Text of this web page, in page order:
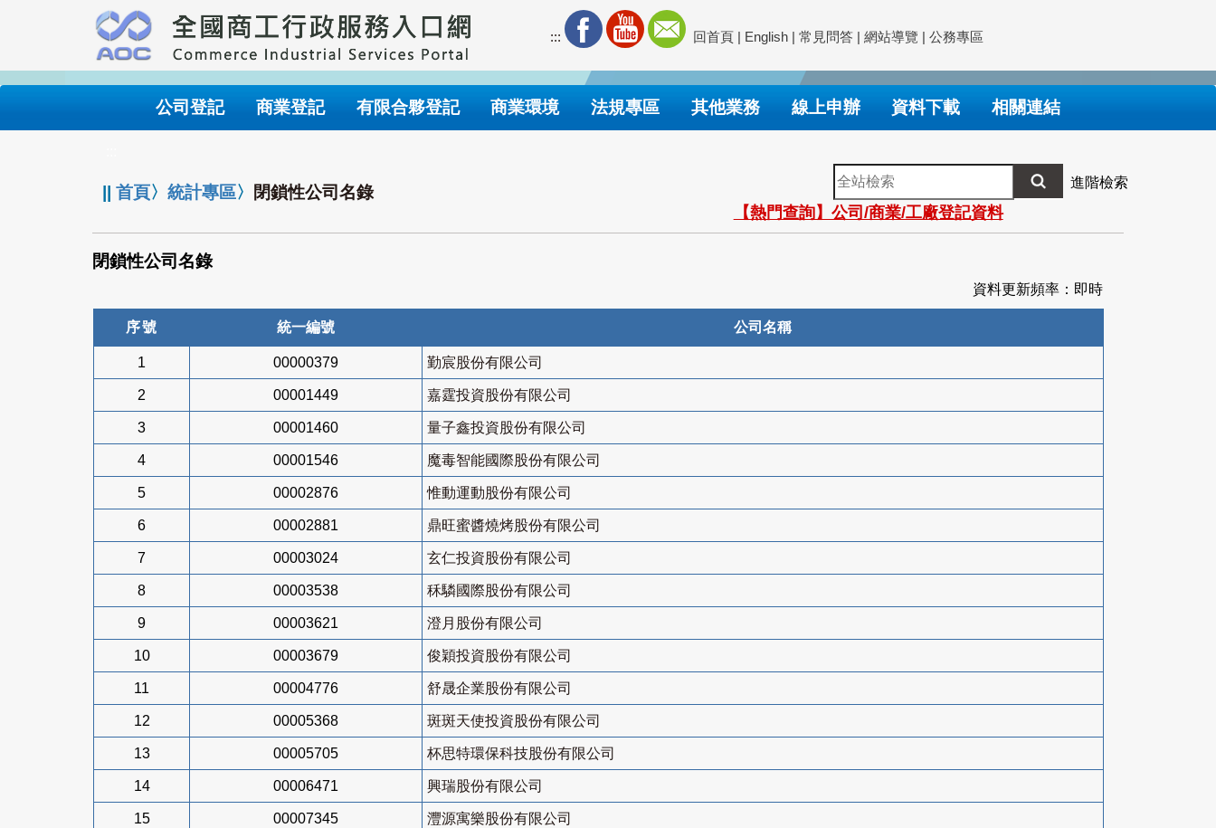
要
內
::: 回首頁 | English | 常見問答 | 網站導覽 | 公務專區
公司登記 商業登記 有限合夥登記 商業環境 法規專區 其他業務 線上申辦 資料下載 相關連結
||首頁〉統計專區〉 閉鎖性公司名錄
全
站
檢
索
進階檢索
【熱門查詢】公司/商業/工廠登記資料
閉鎖性公司名錄
資料更新頻率：即時
序號 統一編號 公司名稱
1 00000379 勤宸股份有限公司
2 00001449 嘉霆投資股份有限公司
3 00001460 量子鑫投資股份有限公司
4 00001546 魔毒智能國際股份有限公司
5 00002876 惟動運動股份有限公司
6 00002881 鼎旺蜜醬燒烤股份有限公司
7 00003024 玄仁投資股份有限公司
8 00003538 秝驎國際股份有限公司
9 00003621 澄月股份有限公司
10 00003679 俊穎投資股份有限公司
11 00004776 舒晟企業股份有限公司
12 00005368 斑斑天使投資股份有限公司
13 00005705 杯思特環保科技股份有限公司
14 00006471 興瑞股份有限公司
15 00007345 灃源寓樂股份有限公司